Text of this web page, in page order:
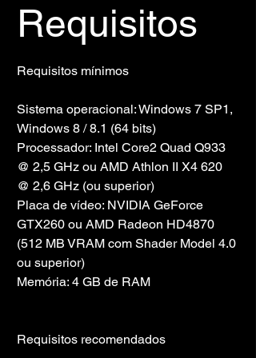
Requisitos
Requisitos mínimos
Sistema operacional: Windows 7 SP1,
Windows 8 / 8.1 (64 bits)
Processador: Intel Core2 Quad Q933
@ 2,5 GHz ou AMD Athlon II X4 620
@ 2,6 GHz (ou superior)
Placa de vídeo: NVIDIA GeForce
GTX260 ou AMD Radeon HD4870
(512 MB VRAM com Shader Model 4.0
ou superior)
Memória: 4 GB de RAM
Requisitos recomendados